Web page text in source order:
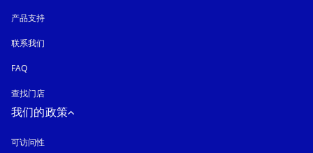
产品支持
联系我们
FAQ
查找门店
我们的政策
可访问性